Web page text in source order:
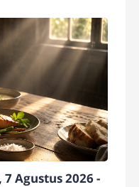
Agustus 2026 -